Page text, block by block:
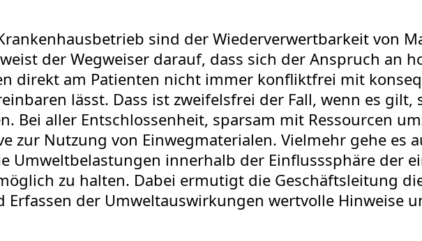
sind der Wiederverwertbarkeit von
der Wegweiser darauf, dass sich der Anspruch an
direkt am Patienten nicht immer konfliktfrei mit
lässt. Dass ist zweifelsfrei der Fall, wenn es gilt,
Bei aller Entschlossenheit, sparsam mit Ressourcen
zur Nutzung von Einwegmaterialen. Vielmehr gehe es
Umweltbelastungen innerhalb der Einflusssphäre der
zu halten. Dabei ermutigt die Geschäftsleitung
Erfassen der Umweltauswirkungen wertvolle Hinweise